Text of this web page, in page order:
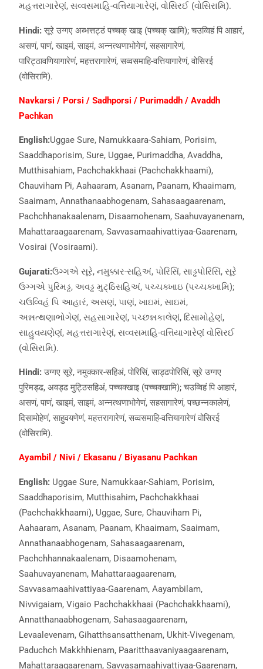
મહત્તરાગારેણં, સવ્વસમાહિ-વત્તિયાગારેણં, વોસિરઈ (વોસિરામિ).
Hindi:सूरे उग्गए अब्भत्तट्ठं पच्चक् खाइ (पच्चक् खामि); चउव्विहं पि आहारं,
असणं, पाणं, खाइमं, साइमं, अन्नत्थणाभोगेणं, सहसागारेणं,
पारिट्ठावणियागारेणं, महत्तरागारेणं, सव्वसमाहि-वत्तियागारेणं, वोसिरई
(वोसिरामि).
Navkarsi / Porsi / Sadhporsi / Purimaddh / Avaddh
Pachkan
English:Uggae Sure, Namukkaara-Sahiam, Porisim,
Saaddhaporisim, Sure, Uggae, Purimaddha, Avaddha,
Mutthisahiam, Pachchakkhaai (Pachchakkhaami),
Chauviham Pi, Aahaaram, Asanam, Paanam, Khaaimam,
Saaimam, Annathanaabhogenam, Sahasaagaarenam,
Pachchhanakaalenam, Disaamohenam, Saahuvayanenam,
Mahattaraagaarenam, Savvasamaahivattiyaa-Gaarenam,
Vosirai (Vosiraami).
Gujarati:ઉગ્ગએ સૂરે, નમુક્કાર-સહિઅં, પોરિસિં, સાડ્ઢપોરિસિં, સૂરે
ઉગ્ગએ પુરિમડ્ઢ, અવડ્ઢ મુટ્ઠિસહિઅં, પચ્ચક્ખાઇ (પચ્ચક્ખામિ);
ચઉવ્વિહં પિ આહારં, અસણં, પાણં, ખાઇમં, સાઇમં,
અન્નત્થણાભોગેણં, સહસાગારેણં, પચ્છન્નકાલેણં, દિસામોહેણં,
સાહુવયણેણં, મહત્તરાગારેણં, સવ્વસમાહિ-વત્તિયાગારેણં વોસિરઈ
(વોસિરામિ).
Hindi:उग्गए सूरे, नमुक्कार-सहिअं, पोरिसिं, साड्ढपोरिसिं, सूरे उग्गए
पुरिमड्ढ, अवड्ढ मुट्ठिसहिअं, पच्चक्खाइ (पच्चक्खामि); चउव्विहं पि आहारं,
असणं, पाणं, खाइमं, साइमं, अन्नत्थणाभोगेणं, सहसागारेणं, पच्छन्नकालेणं,
दिसामोहेणं, साहुवयणेणं, महत्तरागारेणं, सव्वसमाहि-वत्तियागारेणं वोसिरई
(वोसिरामि).
Ayambil / Nivi / Ekasanu / Biyasanu Pachkan
English: Uggae Sure, Namukkaar-Sahiam, Porisim,
Saaddhaporisim, Mutthisahim, Pachchakkhaai
(Pachchakkhaami), Uggae, Sure, Chauviham Pi,
Aahaaram, Asanam, Paanam, Khaaimam, Saaimam,
Annathanaabhogenam, Sahasaagaarenam,
Pachchhannakaalenam, Disaamohenam,
Saahuvayanenam, Mahattaraagaarenam,
Savvasamaahivattiyaa-Gaarenam, Aayambilam,
Nivvigaiam, Vigaio Pachchakkhaai (Pachchakkhaami),
Annatthanaabhogenam, Sahasaagaarenam,
Levaalevenam, Gihatthsansatthenam, Ukhit-Vivegenam,
Paduchch Makkhhienam, Paaritthaavaniyaagaarenam,
Mahattaraagaarenam, Savvasamaahivattiyaa-Gaarenam,